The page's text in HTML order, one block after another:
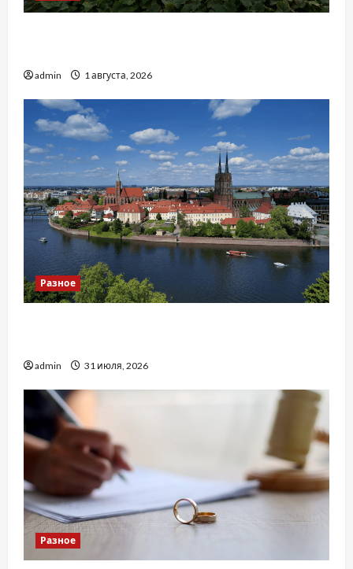
admin 1 августа, 2026
Разное
admin 31 июля, 2026
Разное